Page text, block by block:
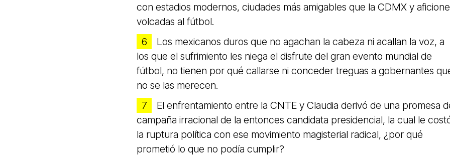
con estadios modernos, ciudades más amigables que la CDMX y
volcadas al fútbol.
Los mexicanos duros que no agachan la cabeza ni acallan la voz, a
los que el sufrimiento les niega el disfrute del gran evento mundial de
fútbol, no tienen por qué callarse ni conceder treguas a gobernantes
no se las merecen.
El enfrentamiento entre la CNTE y Claudia derivó de una promesa
campaña irracional de la entonces candidata presidencial, la cual le
la ruptura política con ese movimiento magisterial radical, ¿por qué
prometió lo que no podía cumplir?